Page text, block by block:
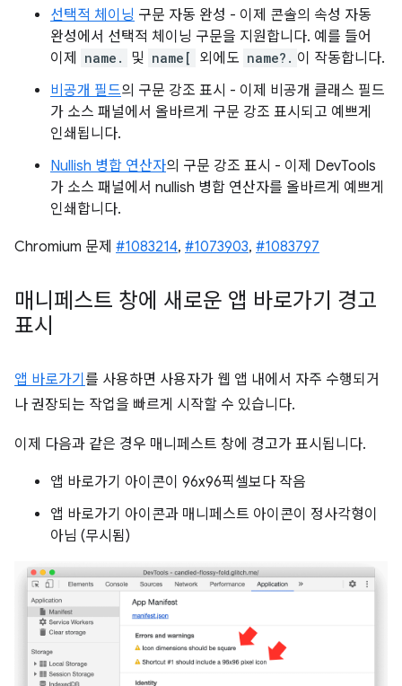
선택적 체이닝 구문 자동 완성 - 이제 콘솔의 속성 자동
완성에서 선택적 체이닝 구문을 지원합니다. 예를 들어
이제
name. 및 name[ 외에도 name?. 이 작동합니다.
비공개 필드의 구문 강조 표시 - 이제 비공개 클래스 필드
가 소스 패널에서 올바르게 구문 강조 표시되고 예쁘게
인쇄됩니다.
Nullish 병합 연산자의 구문 강조 표시 - 이제 DevTools
가 소스 패널에서 nullish 병합 연산자를 올바르게 예쁘게
인쇄합니다.
Chromium 문제 #1083214, #1073903, #1083797
매니페스트 창에 새로운 앱 바로가기 경고
표시
앱 바로가기 를 사용하면 사용자가 웹 앱 내에서 자주 수행되거
나 권장되는 작업을 빠르게 시작할 수 있습니다.
이제 다음과 같은 경우 매니페스트 창에 경고가 표시됩니다.
앱 바로가기 아이콘이 96x96픽셀보다 작음
앱 바로가기 아이콘과 매니페스트 아이콘이 정사각형이
아님 (무시됨)